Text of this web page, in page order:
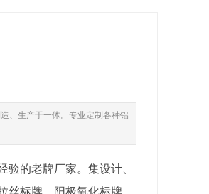
、生产于一体。专业定制各种铝
验的老牌厂家。集设计、
丝标牌、阳极氧化标牌